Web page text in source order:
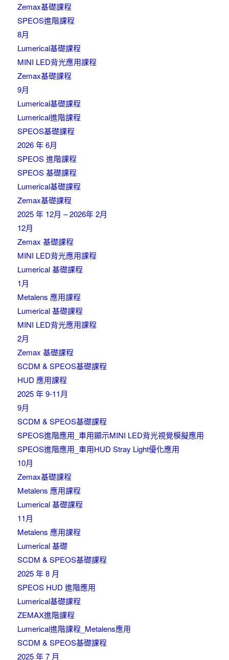
Zemax基礎課程
SPEOS進階課程
8月
Lumerical基礎課程
MINI LED背光應用課程
Zemax基礎課程
9月
Lumerical基礎課程
Lumerical進階課程
SPEOS基礎課程
2026 年 6月
SPEOS 進階課程
SPEOS 基礎課程
Lumerical基礎課程
Zemax基礎課程
2025 年 12月 – 2026年 2月
12月
Zemax 基礎課程
MINI LED背光應用課程
Lumerical 基礎課程
1月
Metalens 應用課程
Lumerical 基礎課程
MINI LED背光應用課程
2月
Zemax 基礎課程
SCDM & SPEOS基礎課程
HUD 應用課程
2025 年 9-11月
9月
SCDM & SPEOS基礎課程
SPEOS進階應用_車用顯示MINI LED背光視覺模擬應用
SPEOS進階應用_車用HUD Stray Light優化應用
10月
Zemax基礎課程
Metalens 應用課程
Lumerical 基礎課程
11月
Metalens 應用課程
Lumerical 基礎
SCDM & SPEOS基礎課程
2025 年 8 月
SPEOS HUD 進階應用
Lumerical基礎課程
ZEMAX進階課程
Lumerical進階課程_Metalens應用
SCDM & SPEOS基礎課程
2025 年 7 月